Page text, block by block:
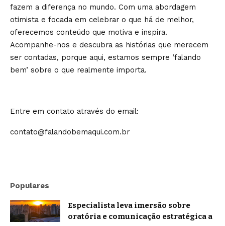
fazem a diferença no mundo. Com uma abordagem
otimista e focada em celebrar o que há de melhor,
oferecemos conteúdo que motiva e inspira.
Acompanhe-nos e descubra as histórias que merecem
ser contadas, porque aqui, estamos sempre ‘falando
bem’ sobre o que realmente importa.
Entre em contato através do email:
contato@falandobemaqui.com.br
Populares
Especialista leva imersão sobre
oratória e comunicação estratégica a